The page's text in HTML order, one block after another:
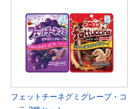
フェットチーネグミグレープ・コ